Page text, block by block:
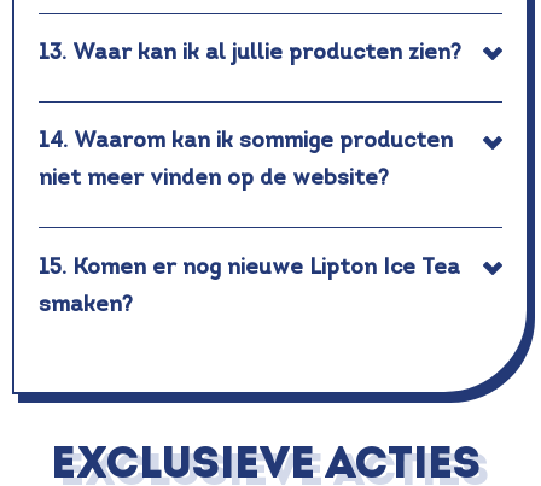
13. Waar kan ik al jullie producten zien?
14. Waarom kan ik sommige producten
niet meer vinden op de website?
15. Komen er nog nieuwe Lipton Ice Tea
smaken?
EXCLUSIEVE ACTIES